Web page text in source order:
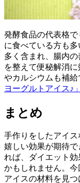
発酵食品の代表格
に食べている方も
多く含まれ、腸内
を整えて便秘解消
やカルシウムも補給
ヨーグルトアイス♪
まとめ
手作りをしたアイ
嬉しい効果が期待
れば、ダイエット
かもしれません。
アイスの材料を見つ